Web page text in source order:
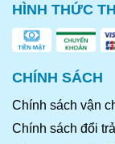
HÌNH THỨC
CHÍNH SÁCH
Chính sách vận
Chính sách đổi trả